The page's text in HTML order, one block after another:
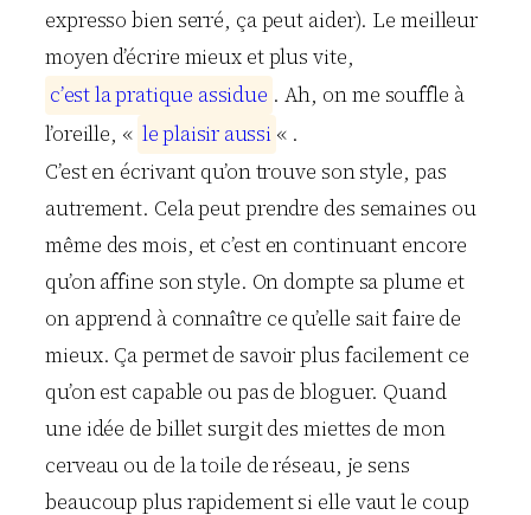
expresso bien serré, ça peut aider). Le meilleur
moyen d’écrire mieux et plus vite,
c’estlapratique assidue . Ah, on me souffle à
l’oreille, « leplaisir aussi « .
C’est en écrivant qu’on trouve son style, pas
autrement. Cela peut prendre des semaines ou
même des mois, et c’est en continuant encore
qu’on affine son style. On dompte sa plume et
on apprend à connaître ce qu’elle sait faire de
mieux. Ça permet de savoir plus facilement ce
qu’on est capable ou pas de bloguer. Quand
une idée de billet surgit des miettes de mon
cerveau ou de la toile de réseau, je sens
beaucoup plus rapidement si elle vaut le coup